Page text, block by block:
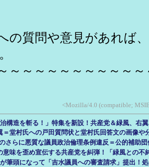
質問や意見があれば
～～～～～～～～～～
<Mozilla/4.0 (compatible;
構造を斬る！」特集を新設！共産党＆緑風、右
堂村氏への戸田質問状と堂村氏回答文の画像や
さらに悪質な議員政治倫理条例違反＝公的補助
意味を歪め宣伝する共産党を糾弾！「緑風との不
筆頭になって「吉水議員への審査請求」提出！